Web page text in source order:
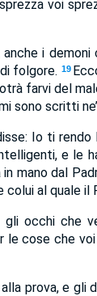
voi
i
folgore. 19
farvi del
sono scritti
Io ti
e le
mano dal
colui al quale il
gli occhi che
cose che
prova, e gli